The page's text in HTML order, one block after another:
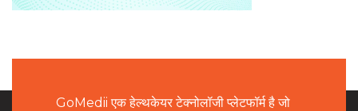
GoMedii एक हेल्थकेयर टेक्नोलॉजी प्लेटफॉर्म है जो